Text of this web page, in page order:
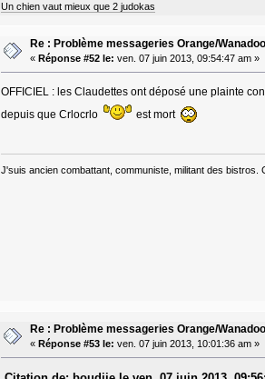
Un chien vaut mieux que 2 judokas
Re : Problème messageries Orange/Wanadoo
« Réponse #52 le: ven. 07 juin 2013, 09:54:47 am »
OFFICIEL : les Claudettes ont déposé une plainte
depuis que Crlocrlo
est mort
J'suis ancien combattant, communiste, militant des
Re : Problème messageries Orange/Wanadoo
« Réponse #53 le: ven. 07 juin 2013, 10:01:36 am »